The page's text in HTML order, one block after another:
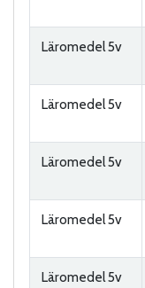
Läromedel 5v
Läromedel 5v
Läromedel 5v
Läromedel 5v
Läromedel 5v